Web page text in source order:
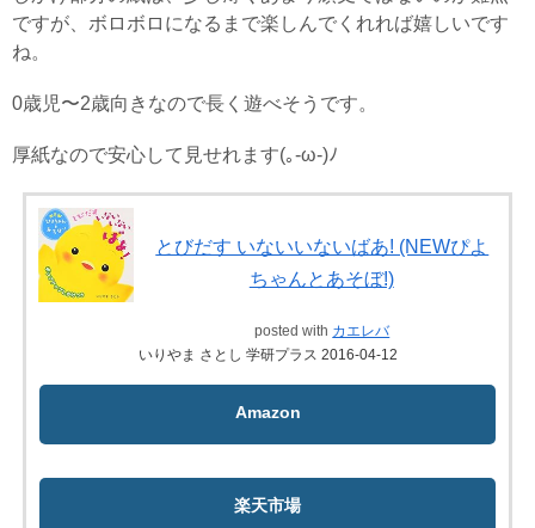
ですが、ボロボロになるまで楽しんでくれれば嬉しいです
ね。
0歳児〜2歳向きなので長く遊べそうです。
厚紙なので安心して見せれます(｡-ω-)ﾉ
とびだす いないいないばあ! (NEWぴよ
ちゃんとあそぼ!)
posted with カエレバ
いりやま さとし 学研プラス 2016-04-12
Amazon
楽天市場